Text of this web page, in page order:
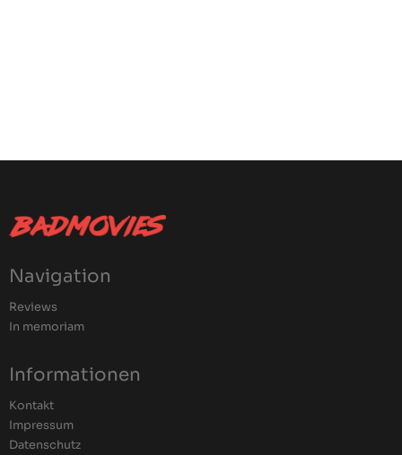
Navigation
Reviews
In memoriam
Informationen
Kontakt
Impressum
Datenschutz